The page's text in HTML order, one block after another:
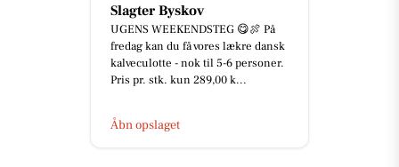
Slagter Byskov
UGENS WEEKENDSTEG 😋🍖 På
fredag kan du få vores lækre dansk
kalveculotte - nok til 5-6 personer.
Pris pr. stk. kun 289,00 k...
Åbn opslaget